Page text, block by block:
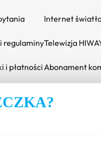
regulaminy
i płatności
Internet
Telewizja
Abonament